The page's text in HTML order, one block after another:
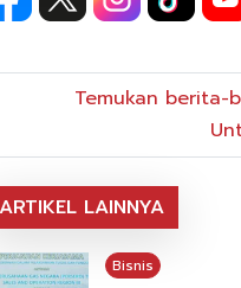
Temukan berita-
ARTIKEL LAINNYA
Bisnis